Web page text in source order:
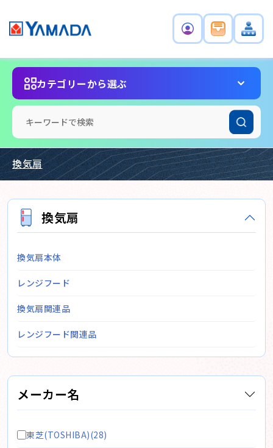
カテゴリーから選ぶ
換気扇
換気扇
換気扇本体
レンジフード
換気扇関連品
レンジフード関連品
メーカー名
東芝(TOSHIBA)(28)